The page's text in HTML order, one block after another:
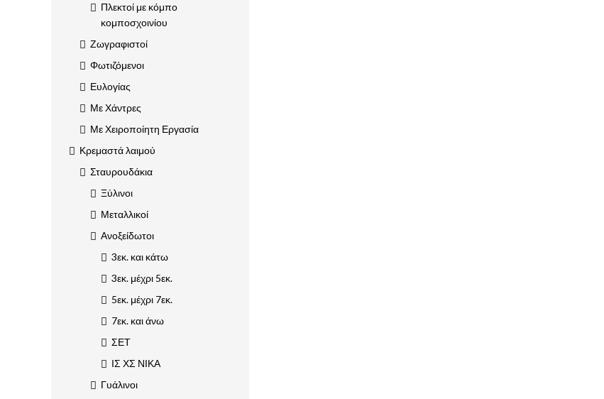
Πλεκτοί με κόμπο
κομποσχοινίου
Ζωγραφιστοί
Φωτιζόμενοι
Ευλογίας
Με Χάντρες
Με Χειροποίητη Εργασία
Κρεμαστά λαιμού
Σταυρουδάκια
Ξύλινοι
Μεταλλικοί
Ανοξείδωτοι
3εκ. και κάτω
3εκ. μέχρι 5εκ.
5εκ. μέχρι 7εκ.
7εκ. και άνω
ΣΕΤ
ΙΣ ΧΣ ΝΙΚΑ
Γυάλινοι